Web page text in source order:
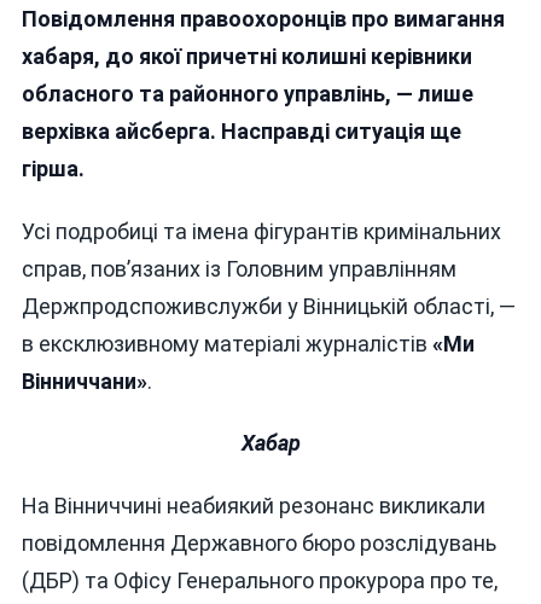
Повідомлення правоохоронців про вимагання
хабаря, до якої причетні колишні керівники
обласного та районного управлінь, — лише
верхівка айсберга. Насправді ситуація ще
гірша.
Усі подробиці та імена фігурантів кримінальних
справ, пов’язаних із Головним управлінням
Держпродспоживслужби у Вінницькій області, —
в ексклюзивному матеріалі журналістів «Ми
Вінниччани».
Хабар
На Вінниччині неабиякий резонанс викликали
повідомлення Державного бюро розслідувань
(ДБР) та Офісу Генерального прокурора про те,